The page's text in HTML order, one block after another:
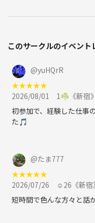
バリ島現地ツアー屋さん
カフェりんぐ。代表
🎯趣味・好きなこと
ダイビング｜キャンプ｜ス
最近はベランダで野菜を愛
🧑‍🤝‍🧑一緒に主催してくれる仲
**カフェりんぐ。**では、
仲間”を募集中です✨
✅こんな方、大歓迎！
このサークルのイベント
@yuHQrR
★★★★★
2026/08/01
1☘️《新宿》サクッと１hの
初参加で、経験した仕事
た🎵
@たま777
★★★★★
2026/07/26
☺️26《新宿》サクッと１h
短時間で色んな方々と話